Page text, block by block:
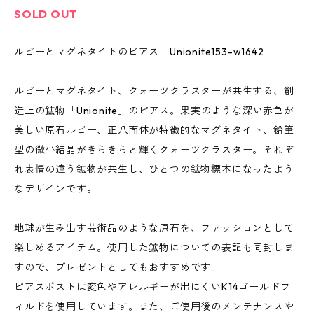
SOLD OUT
ルビーとマグネタイトのピアス Unionite153-w1642
ルビーとマグネタイト、クォーツクラスターが共生する、創
造上の鉱物「Unionite」のピアス。果実のような深い赤色が
美しい原石ルビー、正八面体が特徴的なマグネタイト、鉛筆
型の微小結晶がきらきらと輝くクォーツクラスター。それぞ
れ表情の違う鉱物が共生し、ひとつの鉱物標本になったよう
なデザインです。
地球が生み出す芸術品のような原石を、ファッションとして
楽しめるアイテム。使用した鉱物についての表記も同封しま
すので、プレゼントとしてもおすすめです。
ピアスポストは変色やアレルギーが出にくいK14ゴールドフ
ィルドを使用しています。また、ご使用後のメンテナンスや